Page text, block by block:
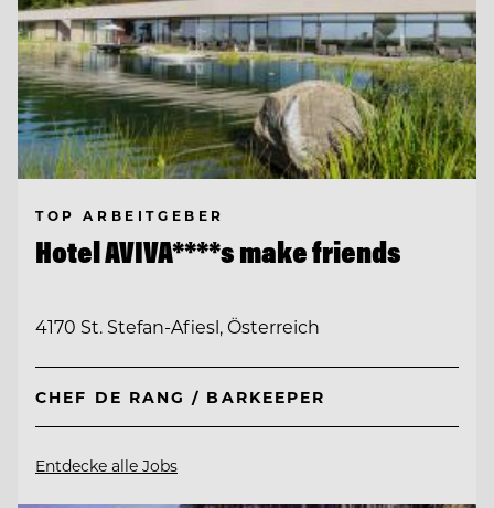
TOP ARBEITGEBER
Hotel AVIVA****s make friends
4170 St. Stefan-Afiesl, Österreich
CHEF DE RANG / BARKEEPER
Entdecke alle Jobs